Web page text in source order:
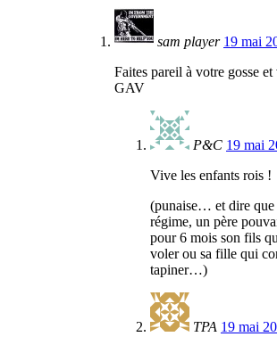
sam player 19 mai
Faites pareil à votre gosse et
GAV
P&C 19 mai
Vive les enfants rois !
(punaise… et dire que
régime, un père
pour 6 mois son fils
voler ou sa fille qui
tapiner…)
TPA 19 mai